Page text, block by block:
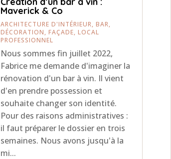
Maverick & Co
ARCHITECTURE D'INTÉRIEUR,BAR,
DÉCORATION,FAÇADE,LOCAL
PROFESSIONNEL
Nous sommes fin juillet 2022,
Fabrice me demande d'imaginer la
rénovation d'un bar à vin. Il vient
d'en prendre possession et
souhaite changer son identité.
Pour des raisons administratives :
il faut préparer le dossier en trois
semaines. Nous avons jusqu'à la
mi...